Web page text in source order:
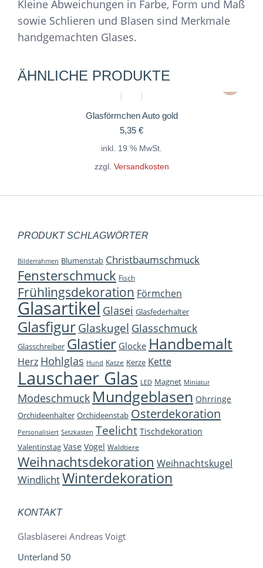
Kleine Abweichungen in Farbe, Form und Maß
sowie Schlieren und Blasen sind Merkmale
handgemachten Glases.
ÄHNLICHE PRODUKTE
Glasförmchen Auto gold
5,35 €
inkl. 19 % MwSt.
zzgl. Versandkosten
PRODUKT SCHLAGWÖRTER
Bilderrahmen Blumenstab Christbaumschmuck
Fensterschmuck Fisch
Frühlingsdekoration Förmchen
Glasartikel Glasei Glasfederhalter
Glasfigur Glaskugel Glasschmuck
Glasschreiber Glastier Glocke Handbemalt
Herz Hohlglas Hund Katze Kerze Kette
Lauschaer Glas LED Magnet Miniatur
Modeschmuck Mundgeblasen Ohrringe
Orchideenhalter Orchideenstab Osterdekoration
Personalisiert Setzkasten Teelicht Tischdekoration
Valentinstag Vase Vogel Waldtiere
Weihnachtsdekoration Weihnachtskugel
WindlichtWinterdekoration
KONTAKT
Glasbläserei Andreas Voigt
Unterland 50